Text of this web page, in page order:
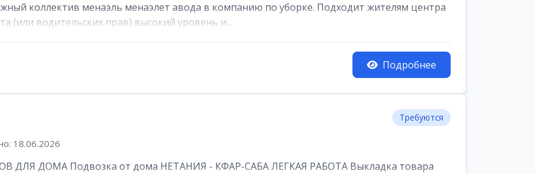
коллектив менаэль менаэлет авода в компанию по уборке. Подходит жителям центра
(или водительских прав) высокий уровень и...
Подробнее
Требуются
18.06.2026
ДЛЯ ДОМА Подвозка от дома НЕТАНИЯ - КФАР-САБА ЛЕГКАЯ РАБОТА Выкладка товара